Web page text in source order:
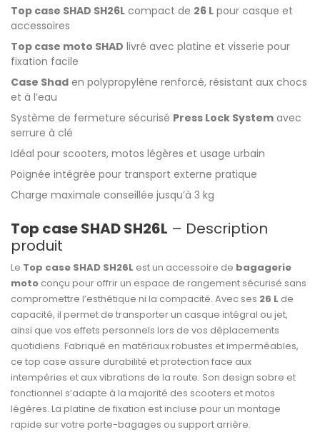
Top case SHAD SH26L compact de 26 L pour casque et
accessoires
Top case moto SHAD livré avec platine et visserie pour
fixation facile
Case Shad en polypropylène renforcé, résistant aux chocs
et à l’eau
Système de fermeture sécurisé Press Lock System avec
serrure à clé
Idéal pour scooters, motos légères et usage urbain
Poignée intégrée pour transport externe pratique
Charge maximale conseillée jusqu’à 3 kg
Top case SHAD SH26L – Description
produit
Le Top case SHAD SH26L est un accessoire de bagagerie
moto conçu pour offrir un espace de rangement sécurisé sans
compromettre l’esthétique ni la compacité. Avec ses 26 L de
capacité, il permet de transporter un casque intégral ou jet,
ainsi que vos effets personnels lors de vos déplacements
quotidiens. Fabriqué en matériaux robustes et imperméables,
ce top case assure durabilité et protection face aux
intempéries et aux vibrations de la route. Son design sobre et
fonctionnel s’adapte à la majorité des scooters et motos
légères. La platine de fixation est incluse pour un montage
rapide sur votre porte-bagages ou support arrière.